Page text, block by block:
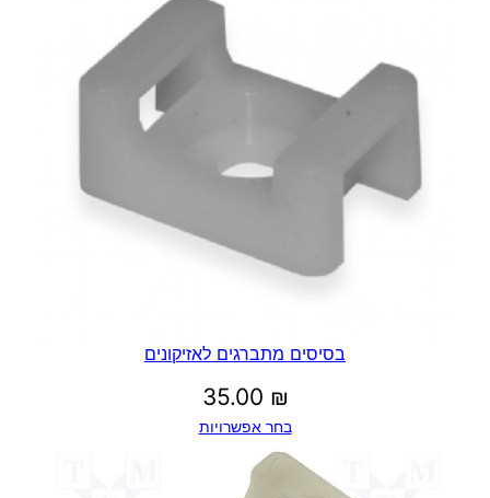
בסיסים מתברגים לאזיקונים
35.00 ₪
בחר אפשרויות